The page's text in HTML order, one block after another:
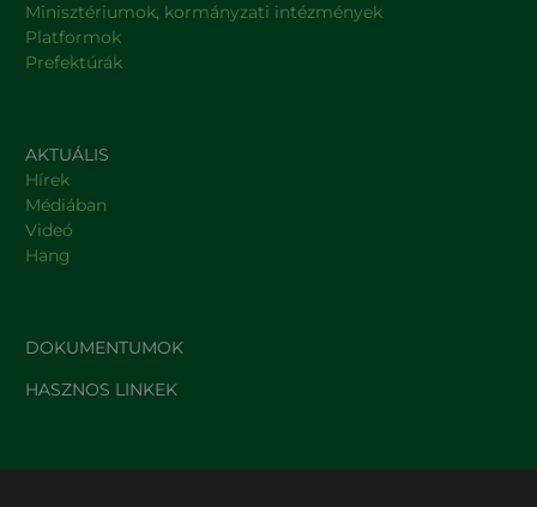
Minisztériumok, kormányzati intézmények
Platformok
Prefektúrák
AKTUÁLIS
Hírek
Médiában
Videó
Hang
DOKUMENTUMOK
HASZNOS LINKEK